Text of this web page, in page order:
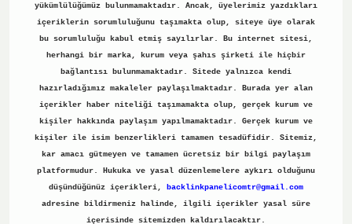
yükümlülüğümüz bulunmamaktadır. Ancak, üyelerimiz yazdıkları
içeriklerin sorumluluğunu taşımakta olup, siteye üye olarak
bu sorumluluğu kabul etmiş sayılırlar. Bu internet sitesi,
herhangi bir marka, kurum veya şahıs şirketi ile hiçbir
bağlantısı bulunmamaktadır. Sitede yalnızca kendi
hazırladığımız makaleler paylaşılmaktadır. Burada yer alan
içerikler haber niteliği taşımamakta olup, gerçek kurum ve
kişiler hakkında paylaşım yapılmamaktadır. Gerçek kurum ve
kişiler ile isim benzerlikleri tamamen tesadüfidir. Sitemiz,
kar amacı gütmeyen ve tamamen ücretsiz bir bilgi paylaşım
platformudur. Hukuka ve yasal düzenlemelere aykırı olduğunu
düşündüğünüz içerikleri,
backlinkpanelicomtr@gmail.com
adresine bildirmeniz halinde, ilgili içerikler yasal süre
içerisinde sitemizden kaldırılacaktır.